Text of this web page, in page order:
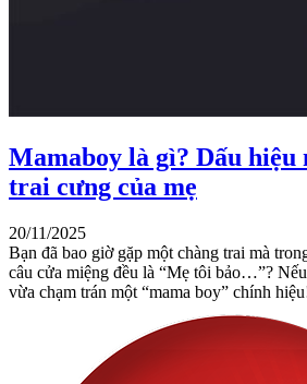
Mamaboy là gì? Dấu hiệu
trai cưng của mẹ
20/11/2025
Bạn đã bao giờ gặp một chàng trai mà
câu cửa miệng đều là “Mẹ tôi bảo…”?
vừa chạm trán một “mama boy” chính